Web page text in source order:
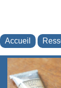
Accueil